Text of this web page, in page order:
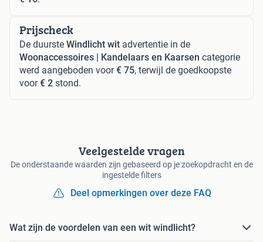
Prijscheck
De duurste Windlicht wit advertentie in de
Woonaccessoires | Kandelaars en Kaarsen categorie
werd aangeboden voor€ 75, terwijl de goedkoopste
voor€ 2 stond.
Veelgestelde vragen
De onderstaande waarden zijn gebaseerd op je zoekopdracht en de
ingestelde filters
Deel opmerkingen over deze FAQ
Wat zijn de voordelen van een wit windlicht?